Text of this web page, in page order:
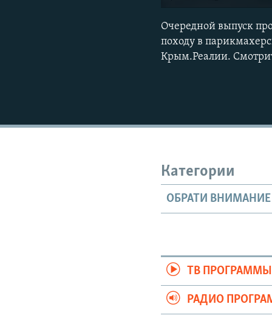
Очередной выпуск
походу в
Крым.Реалии.
Категории
ОБРАТИ ВНИМАНИЕ
ТВ ПРОГРАММЫ
РАДИО